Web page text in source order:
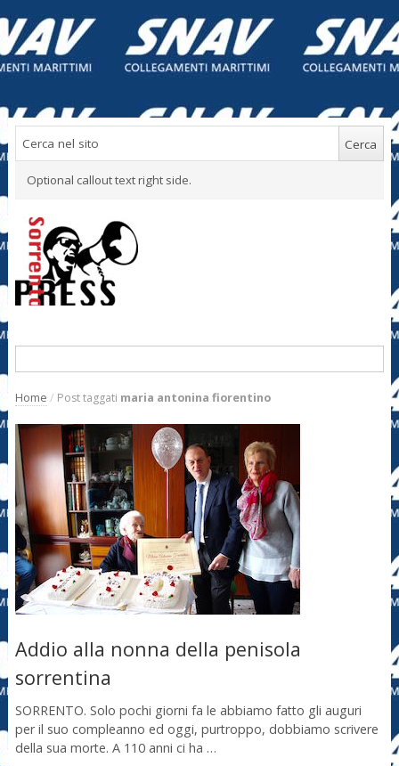
Optional callout text right side.
Home / Post taggati maria antonina fiorentino
Addio alla nonna della penisola
sorrentina
SORRENTO. Solo pochi giorni fa le abbiamo fatto gli auguri
per il suo compleanno ed oggi, purtroppo, dobbiamo scrivere
della sua morte. A 110 anni ci ha …